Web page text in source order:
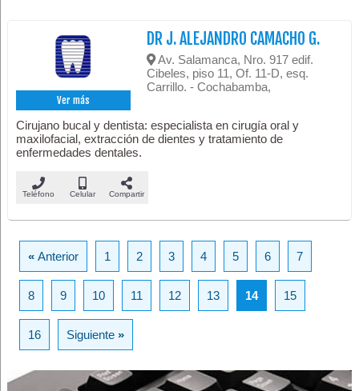
Ver más
DR J. ALEJANDRO CAMACHO G.
Av. Salamanca, Nro. 917 edif.
Cibeles, piso 11, Of. 11-D, esq.
Carrillo. - Cochabamba,
Cirujano bucal y dentista: especialista en cirugía oral y
maxilofacial, extracción de dientes y tratamiento de
enfermedades dentales.
Teléfono Celular Compartir
«Anterior 1 2 3 4 5 6 7
8 9 10 11 12 13 14 15
16 Siguiente»